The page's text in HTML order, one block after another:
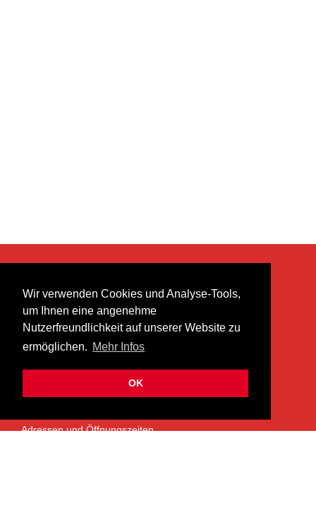
Wir verwenden Cookies und Analyse-Tools,
um Ihnen eine angenehme
Nutzerfreundlichkeit auf unserer Website zu
ermöglichen. Mehr Infos
OK
heer musik ag
Lättenstrasse 35
8952 Schlieren
info@heermusic.com
ÜBER UNS
Adressen und Öffnungszeiten